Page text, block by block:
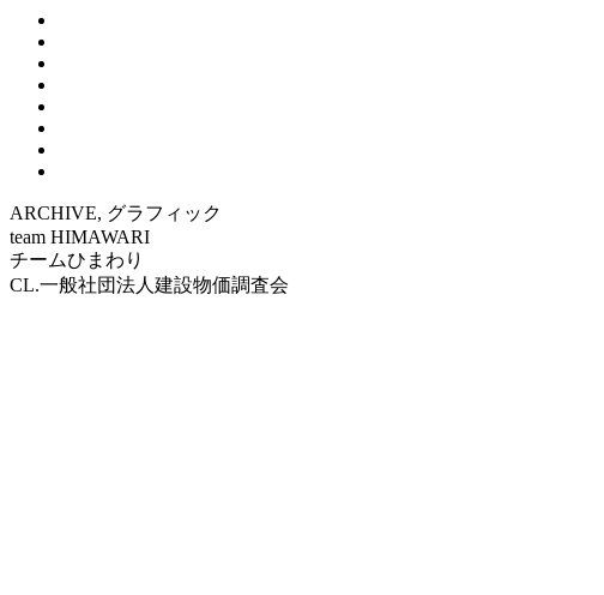
ARCHIVE, グラフィック
team HIMAWARI
チームひまわり
CL.一般社団法人建設物価調査会